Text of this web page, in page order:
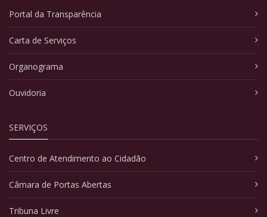
Portal da Transparência
Carta de Serviços
Organograma
Ouvidoria
SERVIÇOS
Centro de Atendimento ao Cidadão
Câmara de Portas Abertas
Tribuna Livre